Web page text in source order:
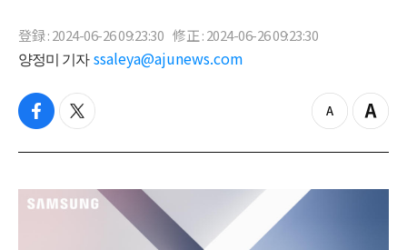
登録 : 2024-06-26 09:23:30 修正 : 2024-06-26 09:23:30
양정미 기자 ssaleya@ajunews.com
f
c
b
o
t
i
t
e
z
o
o
Z
o
i